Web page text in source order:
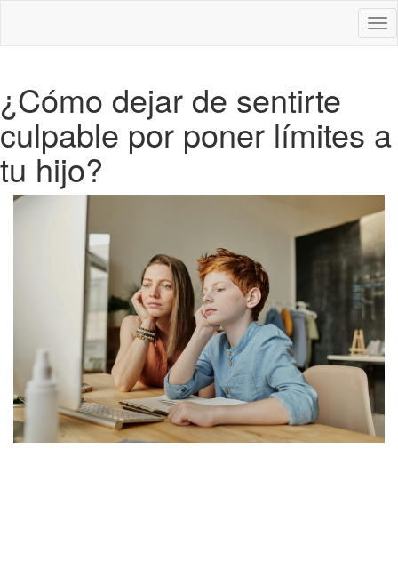
¿Cómo dejar de sentirte
culpable por poner límites a
tu hijo?